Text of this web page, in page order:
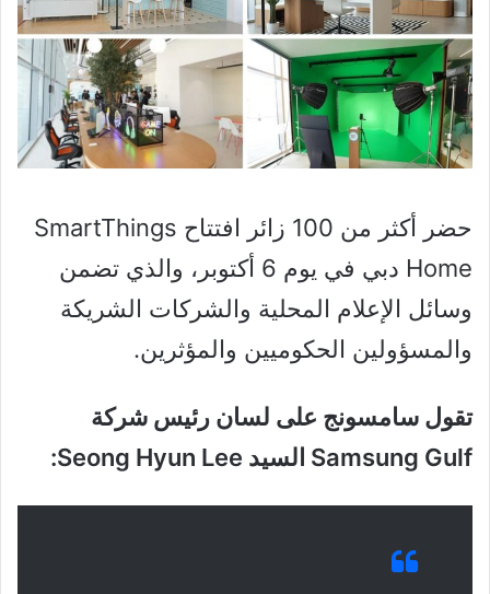
حضر أكثر من 100 زائر افتتاح SmartThings
Home دبي في يوم 6 أكتوبر، والذي تضمن
وسائل الإعلام المحلية والشركات الشريكة
والمسؤولين الحكوميين والمؤثرين.
تقول سامسونج على لسان رئيس شركة
Samsung Gulf السيد Seong Hyun Lee: